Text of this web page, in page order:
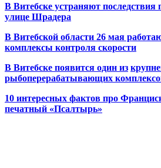
В Витебске устраняют последствия
улице Шрадера
В Витебской области 26 мая
комплексы контроля скорости
В Витебске появится один из
рыбоперерабатывающих
10 интересных фактов про
печатный «Псалтырь»